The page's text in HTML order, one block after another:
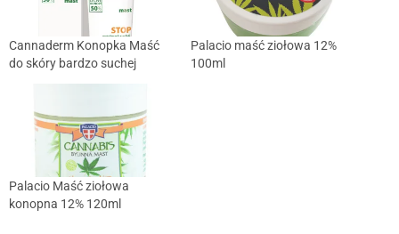
Cannaderm Konopka Maść
do skóry bardzo suchej
Palacio maść ziołowa 12%
100ml
Palacio Maść ziołowa
konopna 12% 120ml